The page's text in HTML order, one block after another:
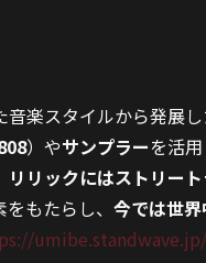
楽スタイルから発展し
）やサンプラーを活用
リリックにはストリー
もたらし、 今では世